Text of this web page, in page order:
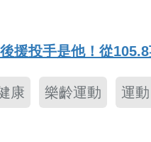
援投手是他！從
康 樂齡運動 運動